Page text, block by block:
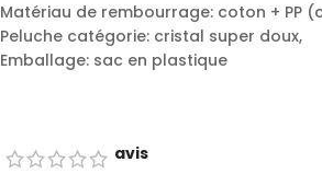
Matériau de rembourrage: coton + PP
Peluche catégorie: cristal super doux,
Emballage: sac en plastique
avis